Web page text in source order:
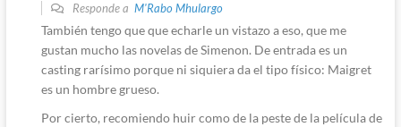
Responde a M'Rabo Mhulargo
También tengo que que echarle un vistazo a eso, que me
gustan mucho las novelas de Simenon. De entrada es un
casting rarísimo porque ni siquiera da el tipo físico: Maigret
es un hombre grueso.
Por cierto, recomiendo huir como de la peste de la película de